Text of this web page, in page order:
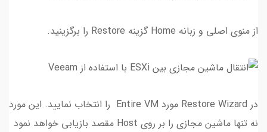
از منوی اصلی و زبانه Home گزینه Restore را برگزینید.
در Restore Wizard مورد Entire VM را انتخاب نمایید. این مورد
نه تنها ماشین مجازی را بر روی Host مقصد بازیابی خواهد نمود